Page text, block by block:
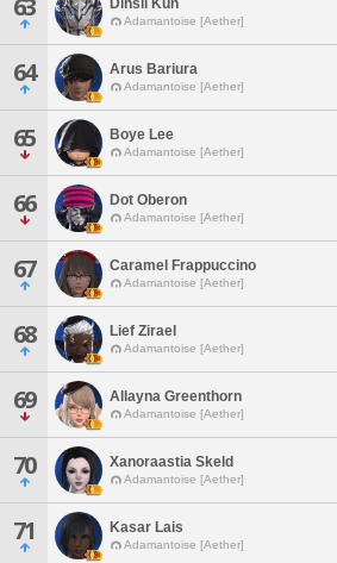
63 Dinsii Kun
Adamantoise [Aether]
64 Arus Bariura
Adamantoise [Aether]
65 Boye Lee
Adamantoise [Aether]
66 Dot Oberon
Adamantoise [Aether]
67 Caramel Frappuccino
Adamantoise [Aether]
68 Lief Zirael
Adamantoise [Aether]
69 Allayna Greenthorn
Adamantoise [Aether]
70 Xanoraastia Skeld
Adamantoise [Aether]
71 Kasar Lais
Adamantoise [Aether]